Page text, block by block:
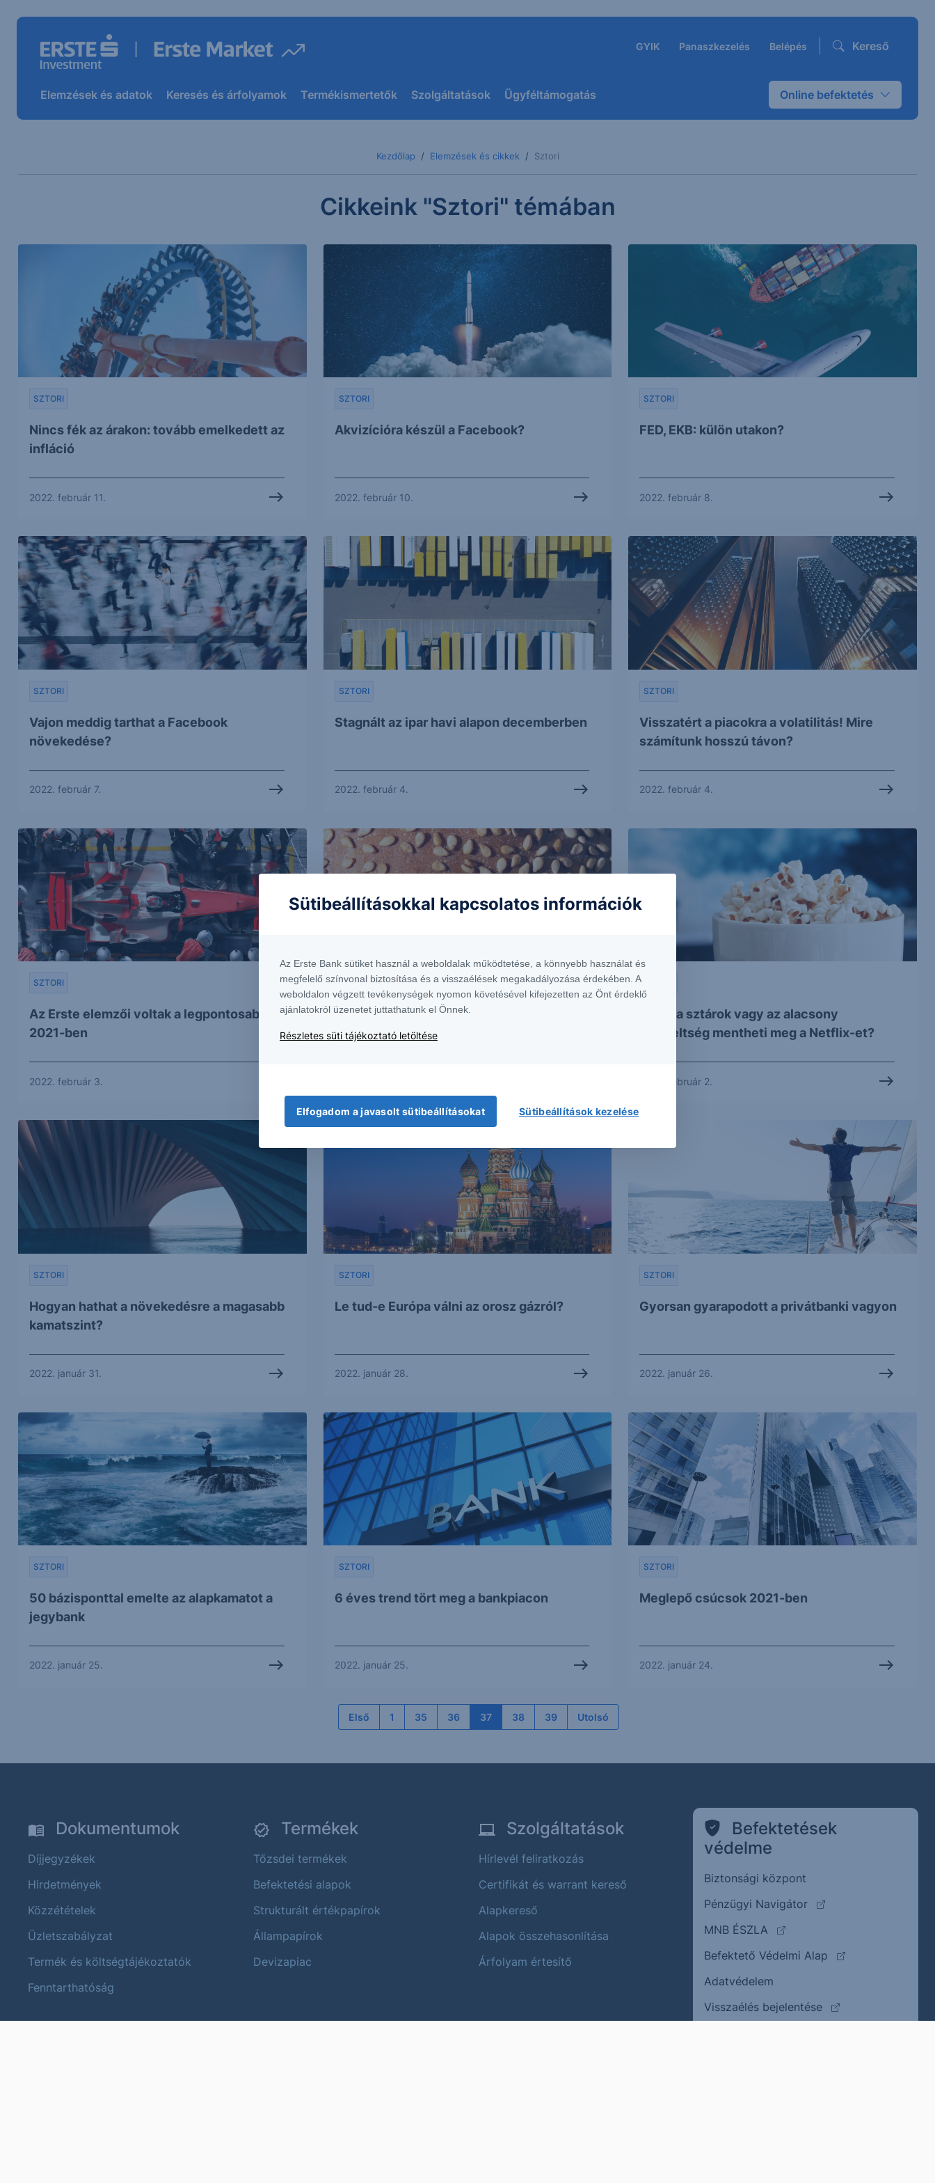
GYIK Panaszkezelés Belépés Kereső
Elemzések és adatok Keresés és árfolyamok Termékismertetők Szolgáltatások Ügyféltámogatás Online befektetés
Kezdőlap Elemzések és cikkek Sztori
Cikkeink "Sztori" témában
Nincs fék az árakon: tovább emelkedett az
infláció
SZTORI
2022. február 11.
Akvizícióra készül a Facebook?
SZTORI
2022. február 10.
FED, EKB: külön utakon?
SZTORI
2022. február 8.
Vajon meddig tarthat a Facebook
növekedése?
SZTORI
2022. február 7.
Stagnált az ipar havi alapon decemberben
SZTORI
2022. február 4.
Visszatért a piacokra a volatilitás! Mire
számítunk hosszú távon?
SZTORI
2022. február 4.
Az Erste elemzői voltak a legpontosabbak
2021-ben
SZTORI
2022. február 3.
Szépen zárta az évet a kiskereskedelem
SZTORI
Vajon a sztárok vagy az alacsony
értékeltség mentheti meg a Netflix-et?
2022. február 2.
Hogyan hathat a növekedésre a magasabb
kamatszint?
SZTORI
2022. január 31.
Le tud-e Európa válni az orosz gázról?
SZTORI
2022. január 28.
Gyorsan gyarapodott a privátbanki vagyon
SZTORI
2022. január 26.
50 bázisponttal emelte az alapkamatot a
jegybank
SZTORI
2022. január 25.
6 éves trend tört meg a bankpiacon
SZTORI
2022. január 25.
Meglepő csúcsok 2021-ben
SZTORI
2022. január 24.
Első 1 35 36 37 38 39 Utolsó
Dokumentumok
Díjjegyzékek
Hirdetmények
Közzétételek
Üzletszabályzat
Termék és költségtájékoztatók
Fenntarthatóság
Termékek
Tőzsdei termékek
Befektetési alapok
Strukturált értékpapírok
Állampapírok
Devizapiac
Szolgáltatások
Hírlevél feliratkozás
Certifikát és warrant kereső
Alapkereső
Alapok összehasonlítása
Árfolyam értesítő
Befektetések
védelme
Biztonsági központ
Pénzügyi Navigátor
(külső oldalra ugrik)
MNB ÉSZLA
(külső oldalra ugrik)
Befektető Védelmi Alap
(külső oldalra
Adatvédelem
Visszaélés bejelentése
(külső oldalra ugrik)
Sütibeállításokkal kapcsolatos információk
Az Erste Bank sütiket használ a weboldalak működtetése, a könnyebb használat és
megfelelő színvonal biztosítása és a visszaélések megakadályozása érdekében. A
weboldalon végzett tevékenységek nyomon követésével kifejezetten az Önt érdeklő
ajánlatokról üzenetet juttathatunk el Önnek.
Részletes süti tájékoztató letöltése
Elfogadom a javasolt sütibeállításokat Sütibeállítások kezelése